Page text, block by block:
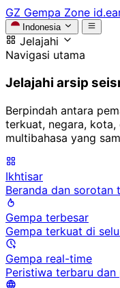
GZ Gempa Zone
Indonesia
Jelajahi
Navigasi utama
Jelajahi arsip
Berpindah antara
terkuat, negara,
multibahasa yang
Ikhtisar
Beranda dan sorotan
Gempa terbesar
Gempa terkuat di
Gempa real-time
Peristiwa terbaru dan